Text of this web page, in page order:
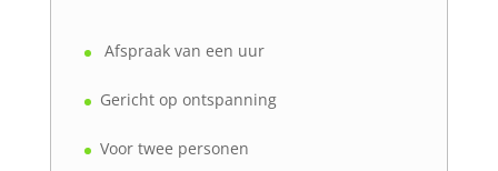
Afspraak van een uur
Gericht op ontspanning
Voor twee personen